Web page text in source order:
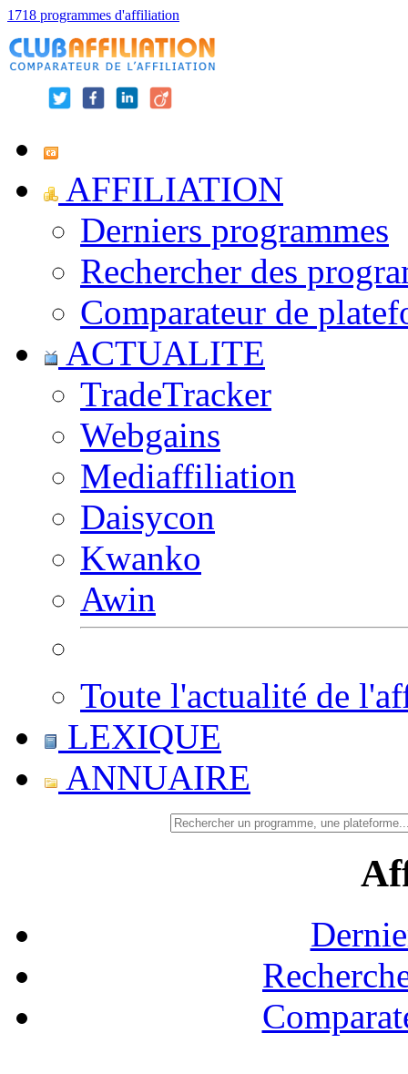
1718 programmes d'affiliation
AFFILIATION
Derniers programmes
Rechercher des
Comparateur de
ACTUALITE
TradeTracker
Webgains
Mediaffiliation
Daisycon
Kwanko
Awin
Toute l'actualité de
LEXIQUE
ANNUAIRE